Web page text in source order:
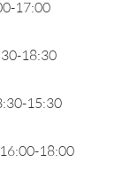
17:00
18:30
15:30
18:00